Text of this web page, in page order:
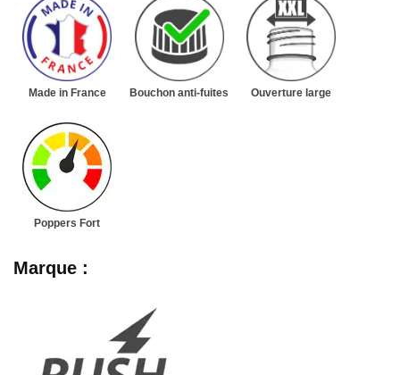
Made in France Bouchon anti-fuites Ouverture large
Poppers Fort
Marque :